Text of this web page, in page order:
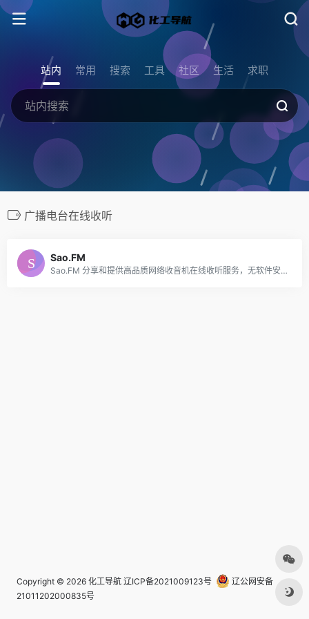
站内 常用 搜索 工具 社区 生活 求职
广播电台在线收听
Sao.FM
Sao.FM 分享和提供高品质网络收音机在线收听服务，无软件安装实现网页在线收听，手机在线收听广播。网站全面汇集整理国内外主流电台流媒体播放地址，方便广大广播爱好者随时随地利用网络收听喜爱的广播电台。
Copyright © 2026 化工导航 辽ICP备2021009123号
辽公网安备
21011202000835号